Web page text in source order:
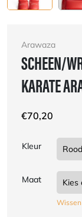
Arawaza
SCHEEN/
KARATE
€70,20
Kleur
Maat
Wissen